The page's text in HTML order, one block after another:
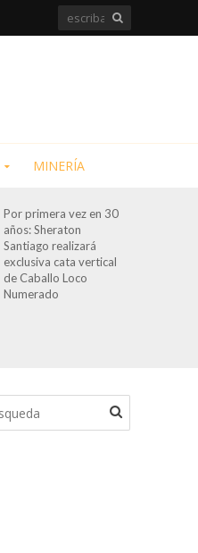
MINERÍA
Por primera vez en 30
años: Sheraton
Santiago realizará
exclusiva cata vertical
de Caballo Loco
Numerado